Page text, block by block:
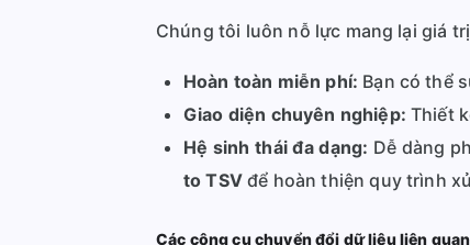
Chúng tôi luôn nỗ lực mang lại giá
Hoàn toàn miễn phí: Bạn có thể
Giao diện chuyên nghiệp: Thiết
Hệ sinh thái đa dạng: Dễ dàng
to TSVđể hoàn thiện quy trình
Các công cụ chuyển đổi dữ liệu liên